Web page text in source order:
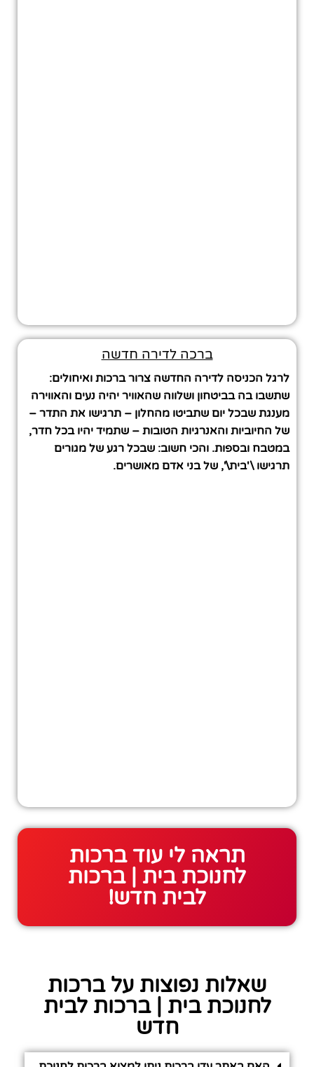
ברכה לדירה חדשה
לרגל הכניסה לדירה החדשה צרור ברכות ואיחולים:
שתשבו בה בביטחון ושלווה שהאוויר יהיה נעים והאווירה
מענגת שבכל יום שתביטו מהחלון – תרגישו את התדר –
של החיוביות והאנרגיות הטובות – שתמיד יהיו בכל חדר,
במטבח ובספות. והכי חשוב: שבכל רגע של מגורים
תרגישו \'בית\', של בני אדם מאושרים.
תראה לי עוד ברכות
לחנוכת בית | ברכות
לבית חדש!
שאלות נפוצות על ברכות
לחנוכת בית | ברכות לבית
חדש